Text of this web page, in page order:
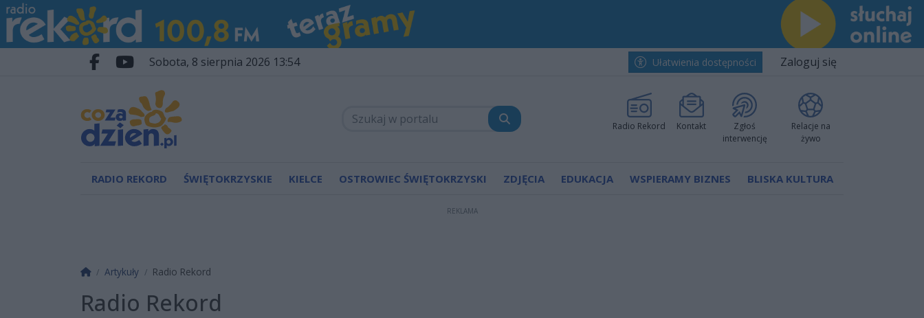
Przejdź do głównych treści
Przejdź do wyszukiwarki
Przejdź do głównego menu
Facebook.com
Youtube.com
sobota, 8 sierpnia 2026 13:54 Ułatwienia dostępności Zaloguj się
Radio Rekord Kontakt
Zgłoś
interwencję
Relacje na
żywo
RADIO REKORD ŚWIĘTOKRZYSKIE KIELCE OSTROWIEC ŚWIĘTOKRZYSKI ZDJĘCIA EDUKACJA WSPIERAMY BIZNES BLISKA KULTURA
REKLAMA
Strona główna
Artykuły Radio Rekord
Radio Rekord